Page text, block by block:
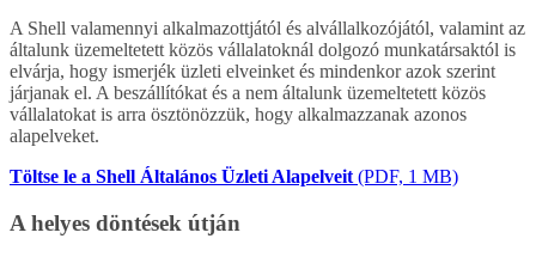
A Shell valamennyi alkalmazottjától és alvállalkozójától, valamint az
általunk üzemeltetett közös vállalatoknál dolgozó munkatársaktól is
elvárja, hogy ismerjék üzleti elveinket és mindenkor azok szerint
járjanak el. A beszállítókat és a nem általunk üzemeltetett közös
vállalatokat is arra ösztönözzük, hogy alkalmazzanak azonos
alapelveket.
Töltse le a Shell Általános Üzleti Alapelveit (PDF, 1 MB)
A helyes döntések útján